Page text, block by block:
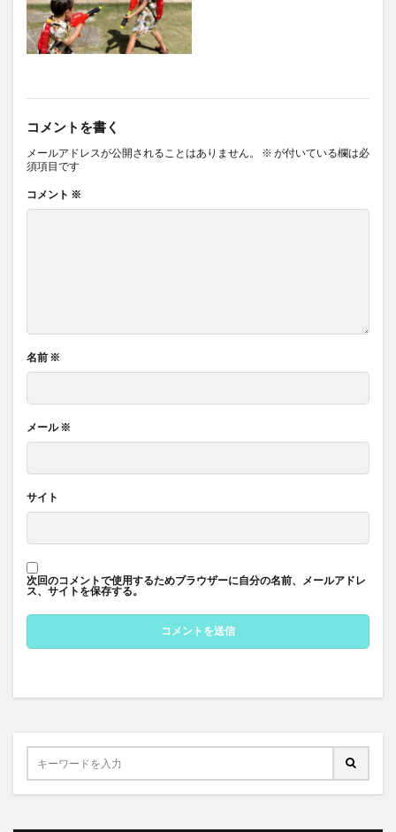
コメントを書く
メールアドレスが公開されることはありません。 ※ が付いている欄は必
須項目です
コメント ※
名前 ※
メール※
サイト
次回のコメントで使用するためブラウザーに自分の名前、メールアドレ
ス、サイトを保存する。